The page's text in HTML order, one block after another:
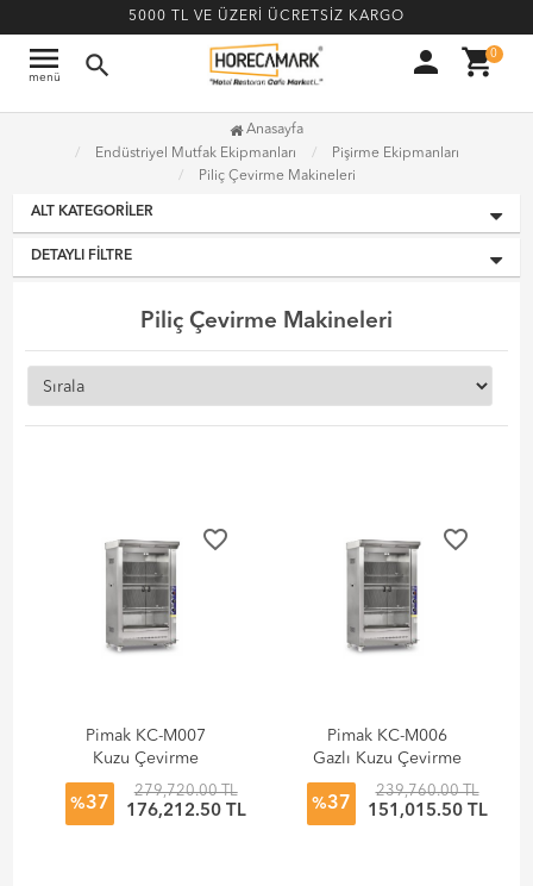
5000 TL VE ÜZERİ ÜCRETSİZ KARGO
menu
menü search person shopping_cart0
Anasayfa
Endüstriyel Mutfak Ekipmanları
Pişirme Ekipmanları
Piliç Çevirme Makineleri
ALT KATEGORILER
DETAYLI FILTRE
Piliç Çevirme Makineleri
favorite_border
Pimak KC-M007
Kuzu Çevirme
Makinesi
%37
279,720.00 TL
176,212.50 TL
favorite_border
Pimak KC-M006
Gazlı Kuzu Çevirme
Makineleri
%37
239,760.00 TL
151,015.50 TL